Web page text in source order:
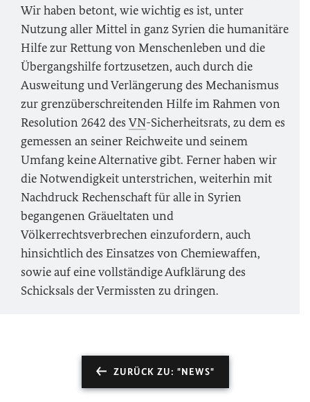
Wir haben betont, wie wichtig es ist, unter
Nutzung aller Mittel in ganz Syrien die humanitäre
Hilfe zur Rettung von Menschenleben und die
Übergangshilfe fortzusetzen, auch durch die
Ausweitung und Verlängerung des Mechanismus
zur grenzüberschreitenden Hilfe im Rahmen von
Resolution 2642 desVN-Sicherheitsrats, zu dem es
gemessen an seiner Reichweite und seinem
Umfang keine Alternative gibt. Ferner haben wir
die Notwendigkeit unterstrichen, weiterhin mit
Nachdruck Rechenschaft für alle in Syrien
begangenen Gräueltaten und
Völkerrechtsverbrechen einzufordern, auch
hinsichtlich des Einsatzes von Chemiewaffen,
sowie auf eine vollständige Aufklärung des
Schicksals der Vermissten zu dringen.
ZURÜCK ZU: "NEWS"